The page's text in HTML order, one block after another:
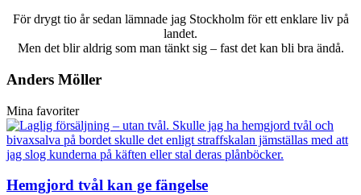
För drygt tio år sedan lämnade jag Stockholm för ett enklare liv på
landet.
Men det blir aldrig som man tänkt sig – fast det kan bli bra ändå.
Anders Möller
Mina favoriter
Hemgjord tvål kan ge fängelse